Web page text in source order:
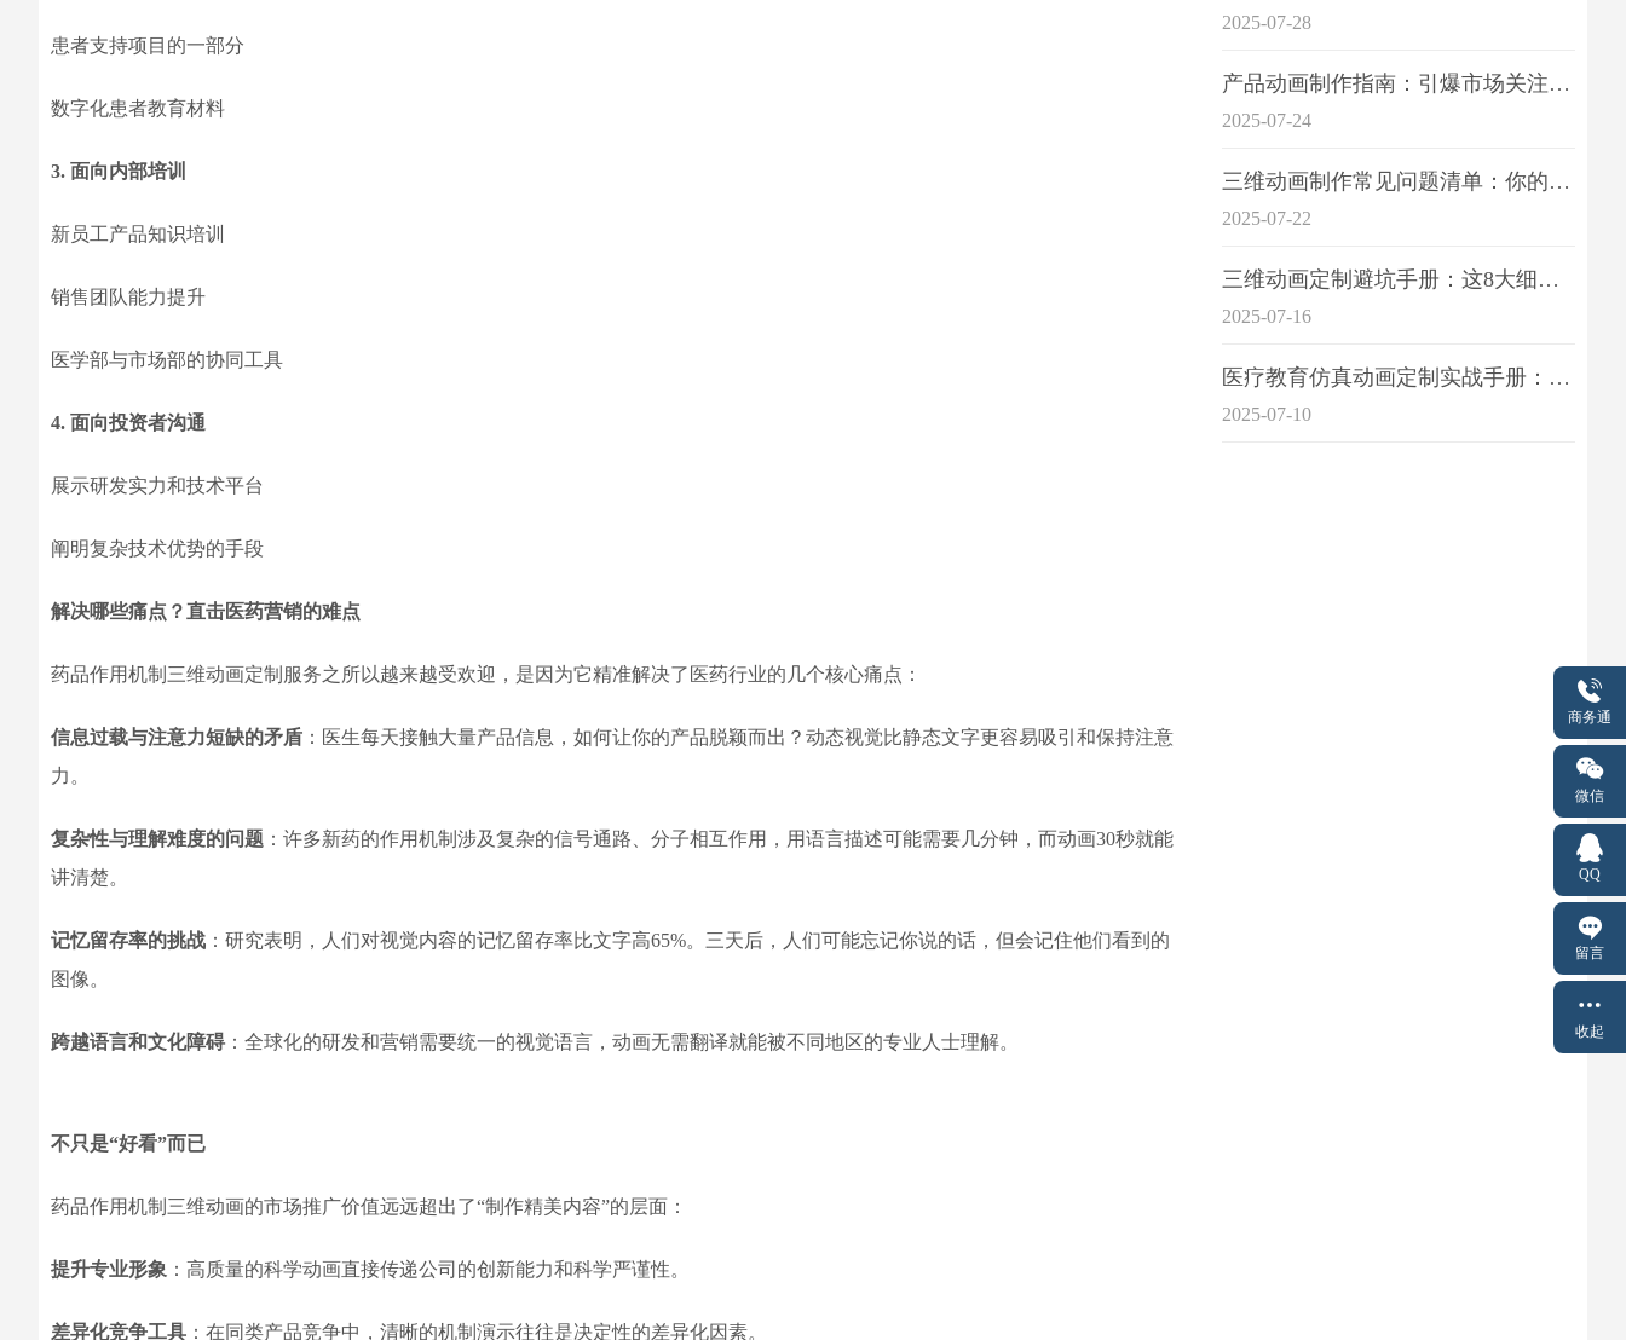
患者支持项目的一部分
数字化患者教育材料
3. 面向内部培训
新员工产品知识培训
销售团队能力提升
医学部与市场部的协同工具
4. 面向投资者沟通
展示研发实力和技术平台
阐明复杂技术优势的手段
解决哪些痛点？直击医药营销的难点
药品作用机制三维动画定制服务之所以越来越受欢迎，是因为它精准解决了医药行业的几个核心痛点：
信息过载与注意力短缺的矛盾 ：医生每天接触大量产品信息，如何让你的产品脱颖而出？动态视觉比静态文字更容易吸引和保持注意
力。
复杂性与理解难度的问题 ：许多新药的作用机制涉及复杂的信号通路、分子相互作用，用语言描述可能需要几分钟，而动画30秒就能
讲清楚。
记忆留存率的挑战 ：研究表明，人们对视觉内容的记忆留存率比文字高65%。三天后，人们可能忘记你说的话，但会记住他们看到的
图像。
跨越语言和文化障碍：全球化的研发和营销需要统一的视觉语言，动画无需翻译就能被不同地区的专业人士理解。
不只是“好看”而已
药品作用机制三维动画的市场推广价值远远超出了“制作精美内容”的层面：
提升专业形象 ：高质量的科学动画直接传递公司的创新能力和科学严谨性。
差异化竞争工具 ：在同类产品竞争中，清晰的机制演示往往是决定性的差异化因素。
2025-07-28
产品动画制作指南：引爆市场关注的视觉引擎
2025-07-24
三维动画制作常见问题清单：你的项目是否踩中这6大技术雷区？
2025-07-22
三维动画定制避坑手册：这8大细节重点关注
2025-07-16
医疗教育仿真动画定制实战手册：击破传统医学教育7大痛点
2025-07-10
商务通
微信
QQ
留言
收起